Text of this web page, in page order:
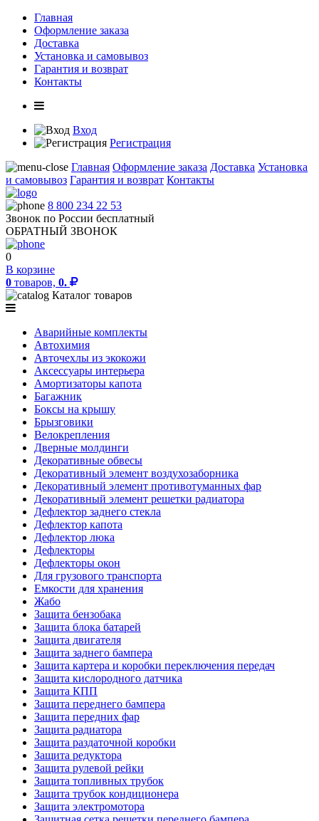
Главная
Оформление заказа
Доставка
Установка и самовывоз
Гарантия и возврат
Контакты
Вход
Регистрация
Главная Оформление заказа Доставка Установка
и самовывоз Гарантия и возврат Контакты
8 800 234 22 53
Звонок по России бесплатный
ОБРАТНЫЙ ЗВОНОК
0
В корзине
0 товаров, 0.
Каталог товаров
Аварийные комплекты
Автохимия
Авточехлы из экокожи
Аксессуары интерьера
Амортизаторы капота
Багажник
Боксы на крышу
Брызговики
Велокрепления
Дверные молдинги
Декоративные обвесы
Декоративный элемент воздухозаборника
Декоративный элемент противотуманных фар
Декоративный элемент решетки радиатора
Дефлектор заднего стекла
Дефлектор капота
Дефлектор люка
Дефлекторы
Дефлекторы окон
Для грузового транспорта
Емкости для хранения
Жабо
Защита бензобака
Защита блока батарей
Защита двигателя
Защита заднего бампера
Защита картера и коробки переключения передач
Защита кислородного датчика
Защита КПП
Защита переднего бампера
Защита передних фар
Защита радиатора
Защита раздаточной коробки
Защита редуктора
Защита рулевой рейки
Защита топливных трубок
Защита трубок кондиционера
Защита электромотора